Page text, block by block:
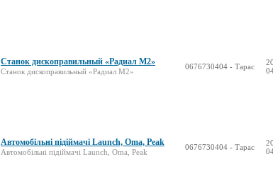
Станок дископравильный «Радиал М2»
Станок дископравильный «Радиал М2»
0676730404 - Тарас
Автомобільні підіймачі Launch, Oma, Peak
Автомобільні підіймачі Launch, Oma, Peak
0676730404 - Тарас